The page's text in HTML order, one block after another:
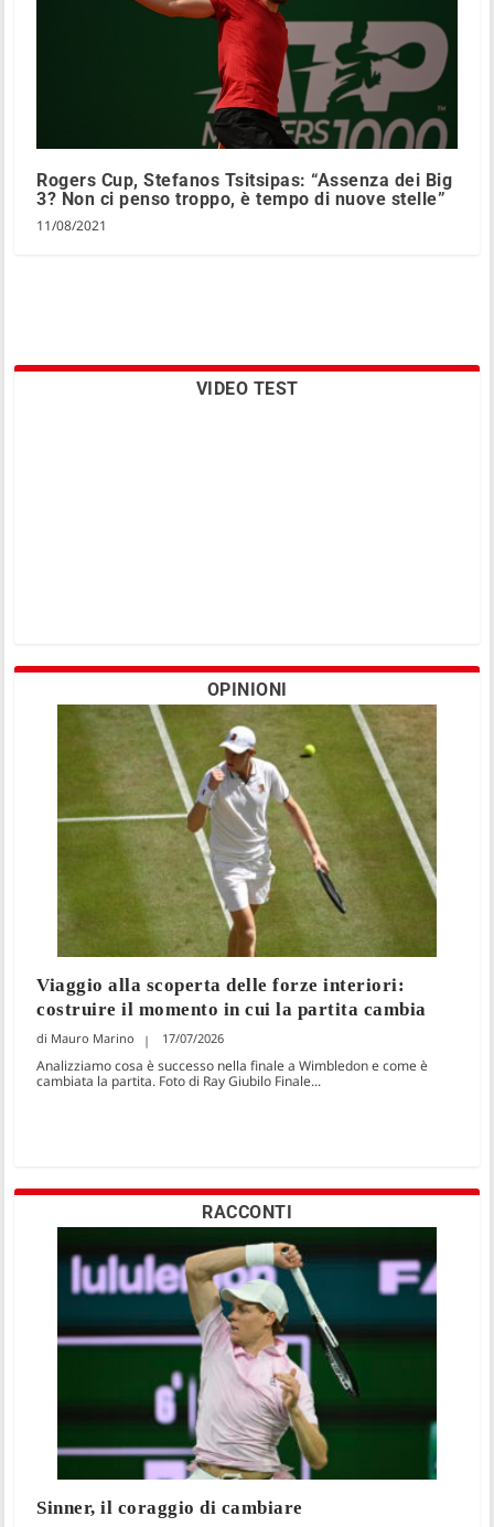
Rogers Cup, Stefanos Tsitsipas: “Assenza dei Big
3? Non ci penso troppo, è tempo di nuove stelle”
11/08/2021
VIDEO TEST
OPINIONI
Viaggio alla scoperta delle forze interiori:
costruire il momento in cui la partita cambia
Mauro Marino 17/07/2026
Analizziamo cosa è successo nella finale a Wimbledon e come è
cambiata la partita. Foto di Ray Giubilo Finale...
RACCONTI
Sinner, il coraggio di cambiare